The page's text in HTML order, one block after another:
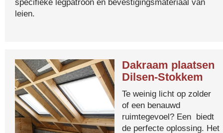
specifieke legpatroon en bevestigingsmateriaal van
leien.
Dakraam plaatsen
Dilsen-Stokkem
Te weinig licht op zolder
of een benauwd
ruimtegevoel? Een biedt
de perfecte oplossing. Het